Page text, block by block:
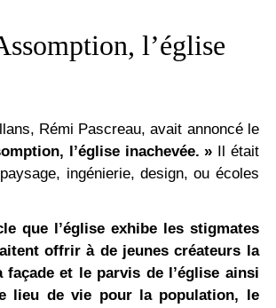
l’église
Rémi Pascreau, avait annoncé le
l’église inachevée. » Il était
ingénierie, design, ou écoles
que l’église exhibe les stigmates
offrir à de jeunes créateurs la
et le parvis de l’église ainsi
lieu de vie pour la population, le